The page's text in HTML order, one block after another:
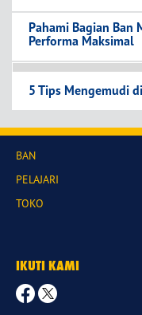
Pahami Bagian Ban
Performa Maksimal
5 Tips Mengemudi
BAN
PELAJARI
TOKO
IKUTI KAMI